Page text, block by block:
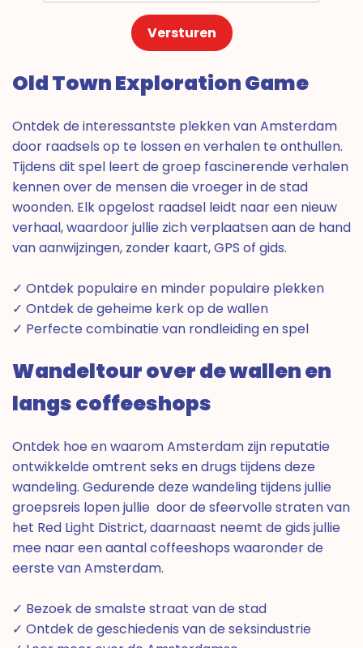
Versturen
Old Town Exploration Game
Ontdek de interessantste plekken van Amsterdam
door raadsels op te lossen en verhalen te onthullen.
Tijdens dit spel leert de groep fascinerende verhalen
kennen over de mensen die vroeger in de stad
woonden. Elk opgelost raadsel leidt naar een nieuw
verhaal, waardoor jullie zich verplaatsen aan de hand
van aanwijzingen, zonder kaart, GPS of gids.
✓ Ontdek populaire en minder populaire plekken
✓ Ontdek de geheime kerk op de wallen
✓ Perfecte combinatie van rondleiding en spel
Wandeltour over de wallen en
langs coffeeshops
Ontdek hoe en waarom Amsterdam zijn reputatie
ontwikkelde omtrent seks en drugs tijdens deze
wandeling. Gedurende deze wandeling tijdens jullie
groepsreis lopen jullie door de sfeervolle straten van
het Red Light District, daarnaast neemt de gids jullie
mee naar een aantal coffeeshops waaronder de
eerste van Amsterdam.
✓ Bezoek de smalste straat van de stad
✓ Ontdek de geschiedenis van de seksindustrie